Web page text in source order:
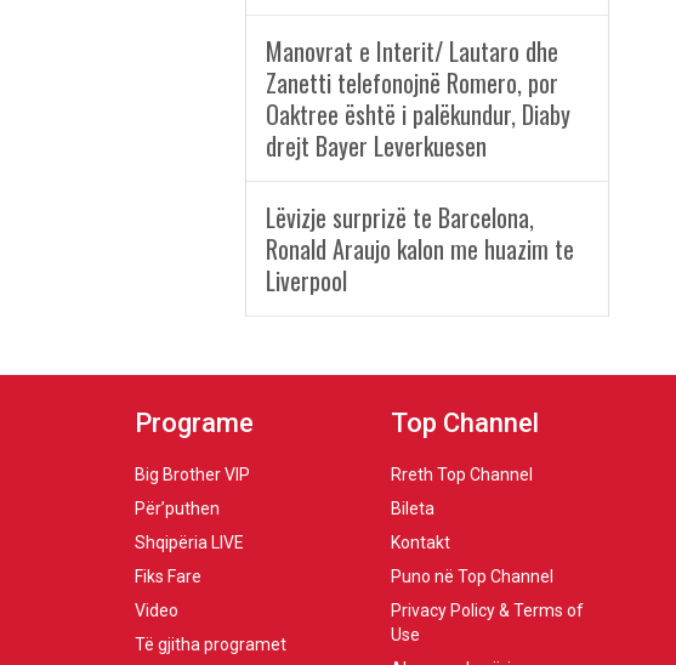
Manovrat e Interit/ Lautaro dhe
Zanetti telefonojnë Romero, por
Oaktree është i palëkundur, Diaby
drejt Bayer Leverkuesen
Lëvizje surprizë te Barcelona,
Ronald Araujo kalon me huazim te
Liverpool
Programe
Big Brother VIP
Për’puthen
Shqipëria LIVE
Fiks Fare
Video
Të gjitha programet
Top Channel
Rreth Top Channel
Bileta
Kontakt
Puno në Top Channel
Privacy Policy & Terms of
Use